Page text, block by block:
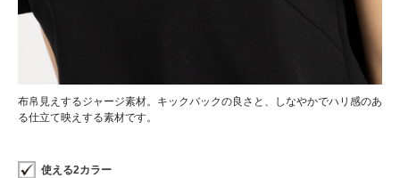
布帛見えするジャージ素材。キックバックの良さと、しなやかでハリ感のあ
る仕立て映えする素材です。
使える2カラー